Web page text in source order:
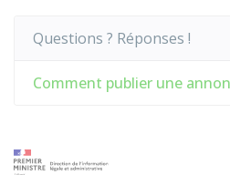
Questions ? Réponses !
Comment publier une